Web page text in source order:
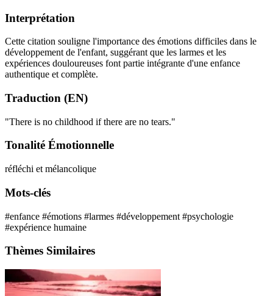
Interprétation
Cette citation souligne l'importance des émotions difficiles dans le
développement de l'enfant, suggérant que les larmes et les
expériences douloureuses font partie intégrante d'une enfance
authentique et complète.
Traduction (EN)
"There is no childhood if there are no tears."
Tonalité Émotionnelle
réfléchi et mélancolique
Mots-clés
#enfance #émotions #larmes #développement #psychologie
#expérience humaine
Thèmes Similaires